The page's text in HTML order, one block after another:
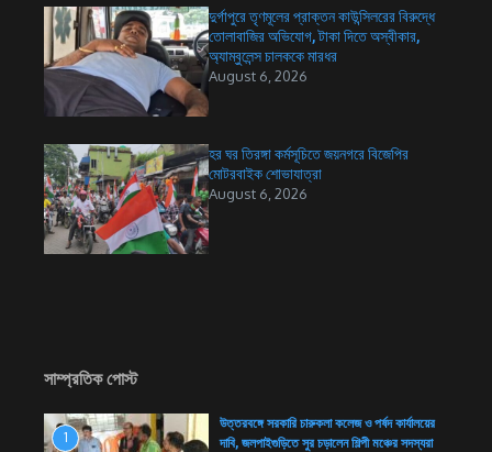
দুর্গাপুরে তৃণমূলের প্রাক্তন কাউন্সিলরের বিরুদ্ধে
তোলাবাজির অভিযোগ, টাকা দিতে অস্বীকার,
অ্যাম্বুলেন্স চালককে মারধর
August 6, 2026
হর ঘর তিরঙ্গা কর্মসূচিতে জয়নগরে বিজেপির
মোটরবাইক শোভাযাত্রা
August 6, 2026
সাম্প্রতিক পোস্ট
1
উত্তরবঙ্গে সরকারি চারুকলা কলেজ ও পর্ষদ কার্যালয়ের
দাবি, জলপাইগুড়িতে সুর চড়ালেন শিল্পী মঞ্চের সদস্যরা